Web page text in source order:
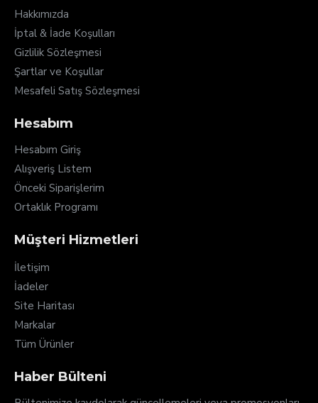
Hakkımızda
İptal & İade Koşulları
Gizlilik Sözleşmesi
Şartlar ve Koşullar
Mesafeli Satış Sözleşmesi
Hesabım
Hesabım Giriş
Alışveriş Listem
Önceki Siparişlerim
Ortaklık Programı
Müşteri Hizmetleri
İletişim
İadeler
Site Haritası
Markalar
Tüm Ürünler
Haber Bülteni